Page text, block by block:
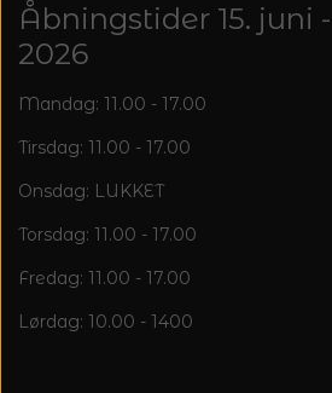
Åbningstider 15. juni
2026
Mandag: 11.00 - 17.00
Tirsdag: 11.00 - 17.00
Onsdag: LUKKET
Torsdag: 11.00 - 17.00
Fredag: 11.00 - 17.00
Lørdag: 10.00 - 1400